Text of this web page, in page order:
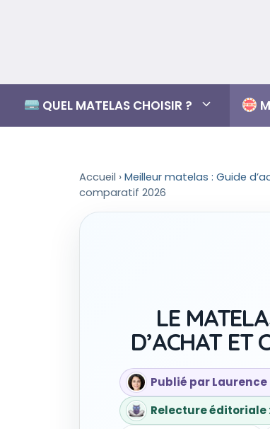
QUEL MATELAS CHOISIR ?
Accueil › Meilleur matelas : Guide
comparatif 2026
LE
D’ACHAT ET
Publié par Laurence
Relecture éditoriale